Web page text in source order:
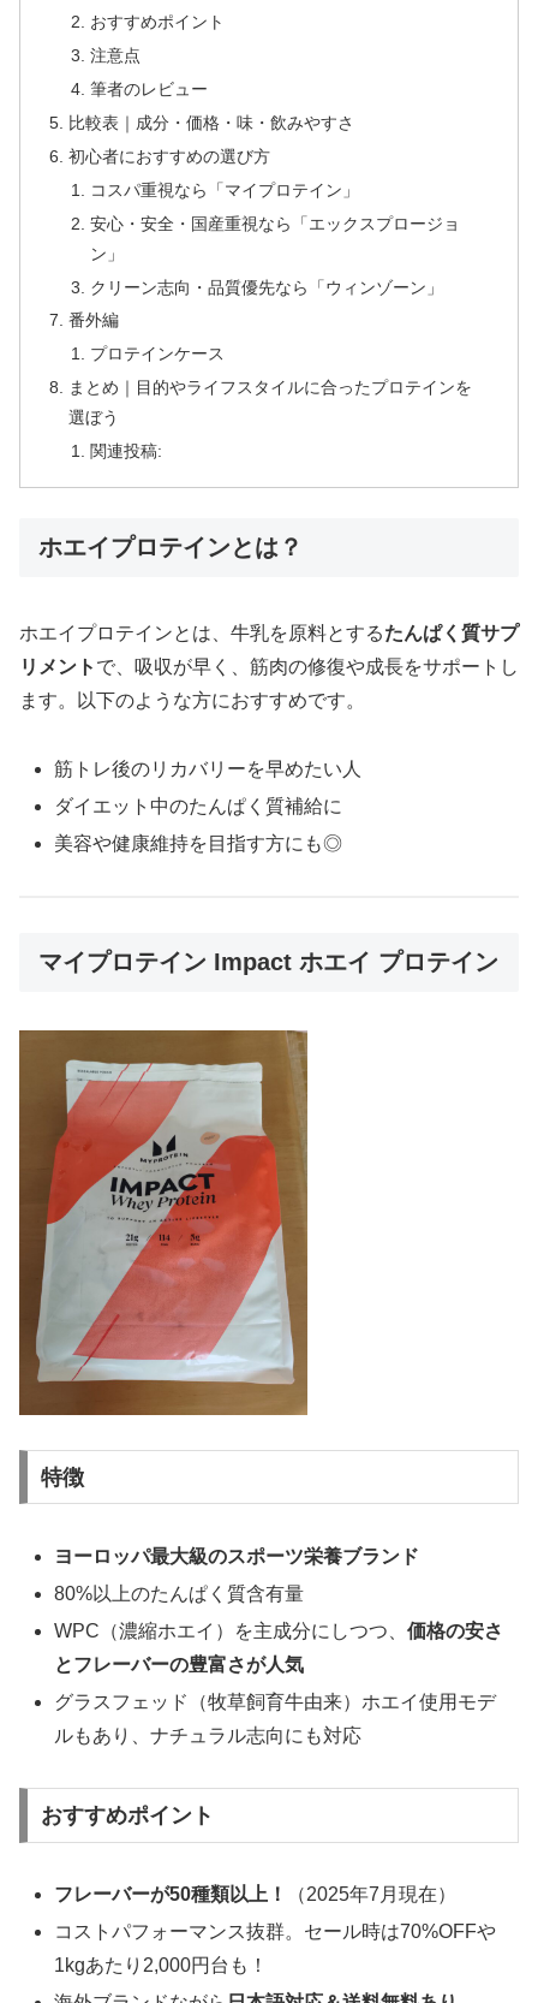
おすすめポイント
注意点
筆者のレビュー
比較表｜成分・価格・味・飲みやすさ
初心者におすすめの選び方
コスパ重視なら「マイプロテイン」
安心・安全・国産重視なら「エックスプロージョ
ン」
クリーン志向・品質優先なら「ウィンゾーン」
番外編
プロテインケース
まとめ｜目的やライフスタイルに合ったプロテインを
選ぼう
関連投稿:
ホエイプロテインとは？
ホエイプロテインとは、牛乳を原料とするたんぱく質サプ
リメント で、吸収が早く、筋肉の修復や成長をサポートし
ます。以下のような方におすすめです。
筋トレ後のリカバリーを早めたい人
ダイエット中のたんぱく質補給に
美容や健康維持を目指す方にも◎
マイプロテイン Impact ホエイ プロテイン
特徴
ヨーロッパ最大級のスポーツ栄養ブランド
80%以上のたんぱく質含有量
WPC（濃縮ホエイ）を主成分にしつつ、価格の安さ
とフレーバーの豊富さが人気
グラスフェッド（牧草飼育牛由来）ホエイ使用モデ
ルもあり、ナチュラル志向にも対応
おすすめポイント
フレーバーが50種類以上！
（2025年7月現在）
コストパフォーマンス抜群。セール時は70%OFFや
1kgあたり2,000円台も！